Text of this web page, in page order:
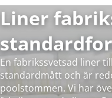
Liner
En fabrikssvetsad liner
standardmått och är
poolstommen. Vi har